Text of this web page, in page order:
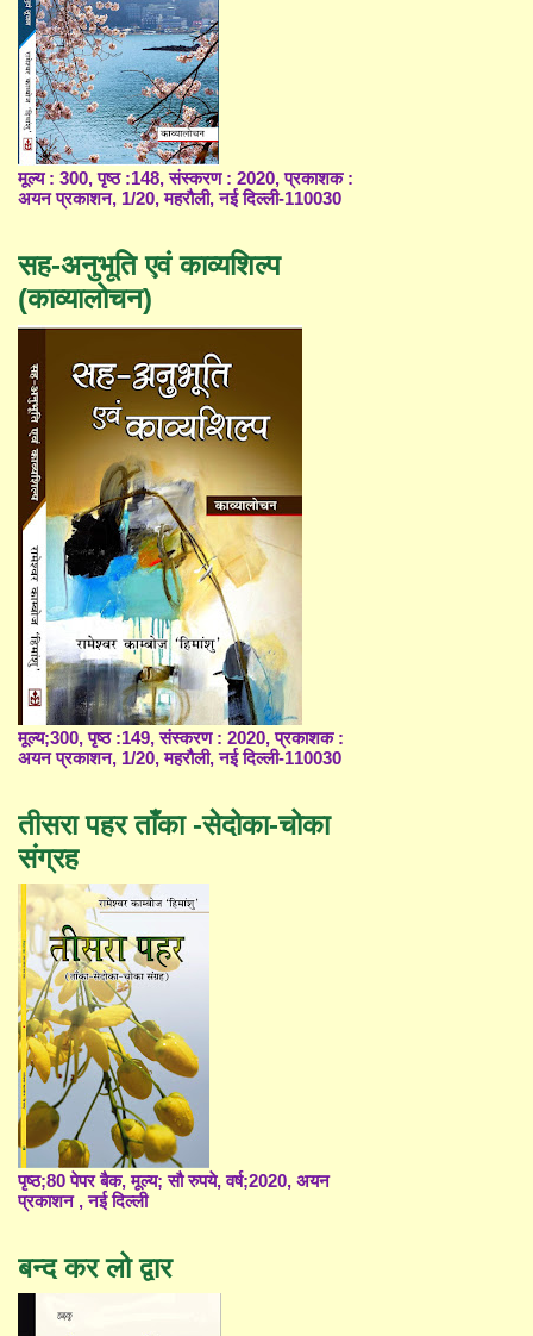
मूल्य : 300, पृष्ठ :148, संस्करण : 2020, प्रकाशक :
अयन प्रकाशन, 1/20, महरौली, नई दिल्ली-110030
सह-अनुभूति एवं काव्यशिल्प
(काव्यालोचन)
मूल्य;300, पृष्ठ :149, संस्करण : 2020, प्रकाशक :
अयन प्रकाशन, 1/20, महरौली, नई दिल्ली-110030
तीसरा पहर ताँका -सेदोका-चोका
संग्रह
पृष्ठ;80 पेपर बैक, मूल्य; सौ रुपये, वर्ष;2020, अयन
प्रकाशन , नई दिल्ली
बन्द कर लो द्वार